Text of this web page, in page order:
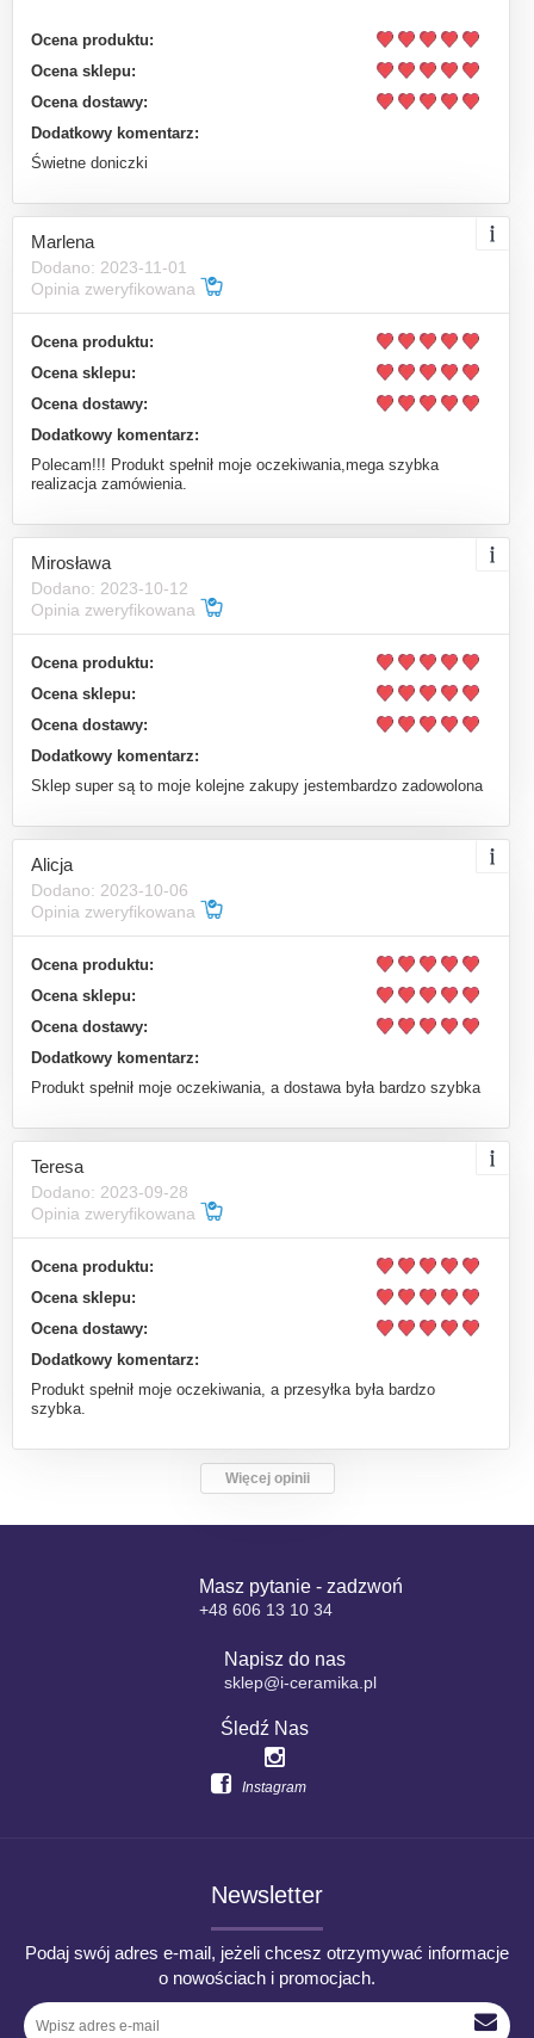
Ocena produktu:
Ocena sklepu:
Ocena dostawy:
Dodatkowy komentarz:
Świetne doniczki
Marlena
Dodano: 2023-11-01
Opinia zweryfikowana
Ocena produktu:
Ocena sklepu:
Ocena dostawy:
Dodatkowy komentarz:
Polecam!!! Produkt spełnił moje oczekiwania,mega szybka
realizacja zamówienia.
Mirosława
Dodano: 2023-10-12
Opinia zweryfikowana
Ocena produktu:
Ocena sklepu:
Ocena dostawy:
Dodatkowy komentarz:
Sklep super są to moje kolejne zakupy jestembardzo zadowolona
Alicja
Dodano: 2023-10-06
Opinia zweryfikowana
Ocena produktu:
Ocena sklepu:
Ocena dostawy:
Dodatkowy komentarz:
Produkt spełnił moje oczekiwania, a dostawa była bardzo szybka
Teresa
Dodano: 2023-09-28
Opinia zweryfikowana
Ocena produktu:
Ocena sklepu:
Ocena dostawy:
Dodatkowy komentarz:
Produkt spełnił moje oczekiwania, a przesyłka była bardzo
szybka.
Więcej opinii
Masz pytanie - zadzwoń
+48 606 13 10 34
Napisz do nas
sklep@i-ceramika.pl
Śledź Nas
Instagram
Newsletter
Podaj swój adres e-mail, jeżeli chcesz otrzymywać informacje
o nowościach i promocjach.